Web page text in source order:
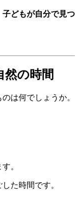
どもが自分で見つ
然の時間
は何でしょうか。
。
た時間です。